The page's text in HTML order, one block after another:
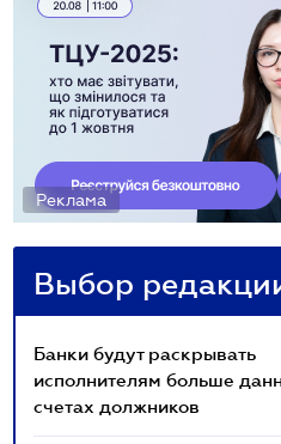
Реклама
Выбор
Банки будут раскрывать
исполнителям больше
счетах должников